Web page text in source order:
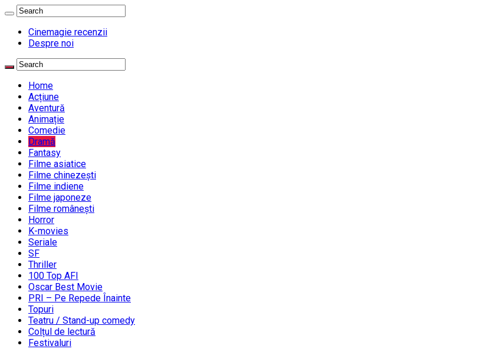
Cinemagie recenzii
Despre noi
Home
Acțiune
Aventură
Animație
Comedie
Dramă
Fantasy
Filme asiatice
Filme chinezești
Filme indiene
Filme japoneze
Filme românești
Horror
K-movies
Seriale
SF
Thriller
100 Top AFI
Oscar Best Movie
PRI – Pe Repede Înainte
Topuri
Teatru / Stand-up comedy
Colțul de lectură
Festivaluri